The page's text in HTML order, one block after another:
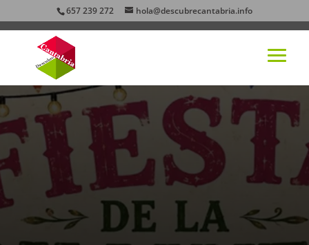
657 239 272 hola@descubrecantabria.info